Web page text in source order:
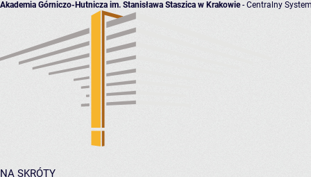
Akademia Górniczo-Hutnicza im. Stanisława Staszica w Krakowie- Centralny
NA SKRÓTY